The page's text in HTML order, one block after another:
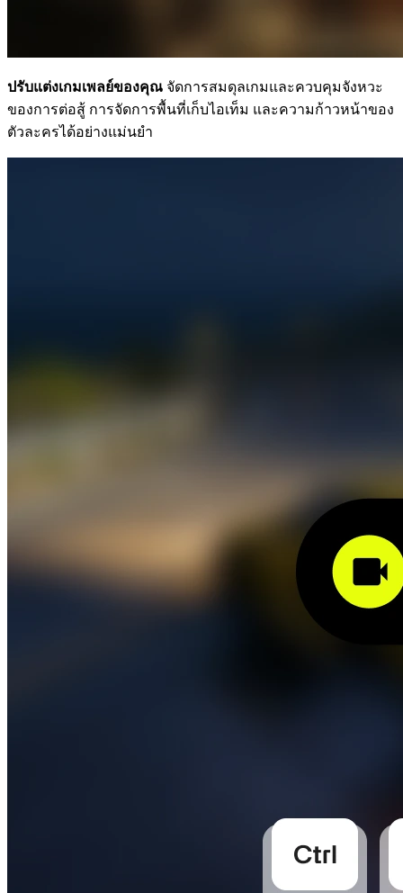
ปรับแต่งเกมเพลย์ของคุณ จัดการสมดุลเกมและควบคุมจังหวะ
ของการต่อสู้ การจัดการพื้นที่เก็บไอเท็ม และความก้าวหน้าของ
ตัวละครได้อย่างแม่นยำ